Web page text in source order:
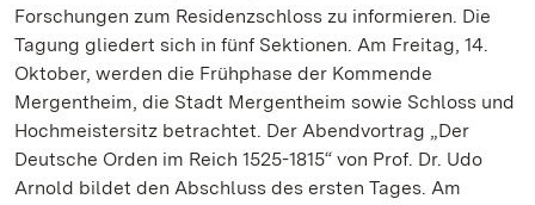
Forschungen zum Residenzschloss zu informieren. Die
Tagung gliedert sich in fünf Sektionen. Am Freitag, 14.
Oktober, werden die Frühphase der Kommende
Mergentheim, die Stadt Mergentheim sowie Schloss und
Hochmeistersitz betrachtet. Der Abendvortrag „Der
Deutsche Orden im Reich 1525-1815“ von Prof. Dr. Udo
Arnold bildet den Abschluss des ersten Tages. Am